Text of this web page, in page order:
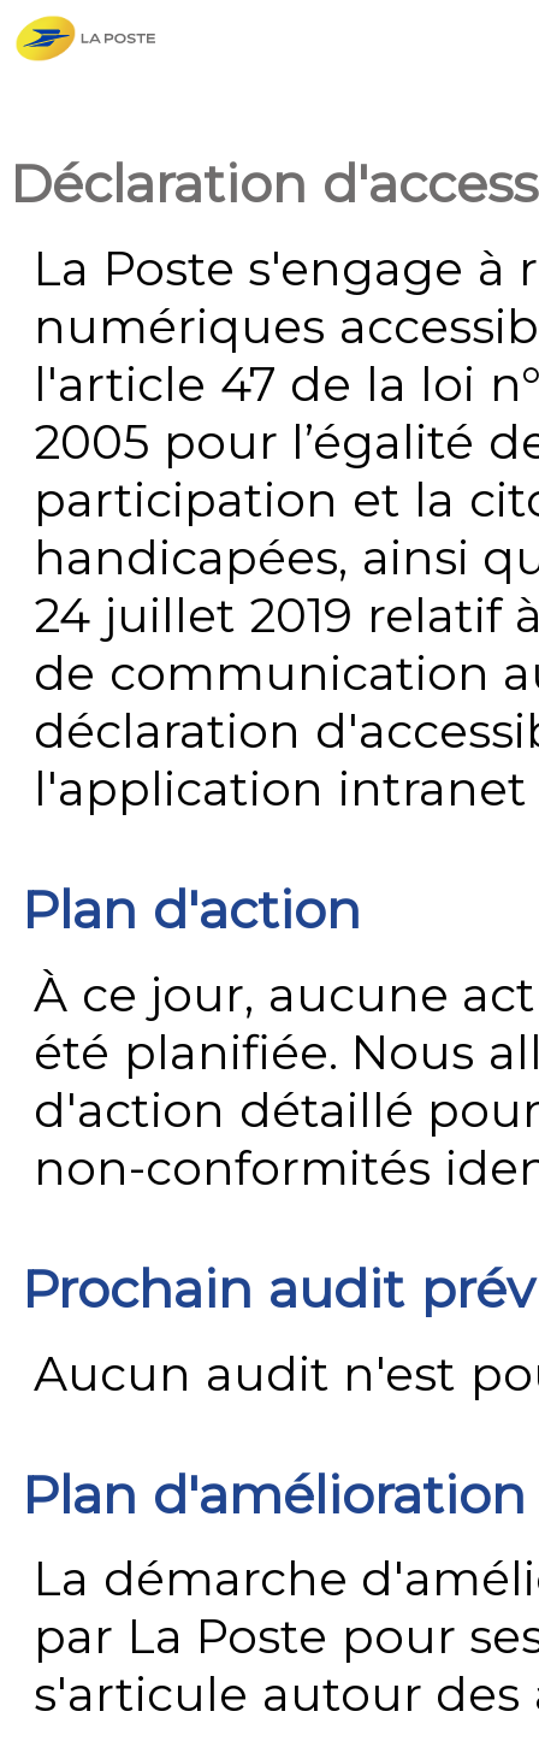
Déclaration
La Poste s'engage à
numériques
l'article 47 de la loi
2005 pour l’égalité
participation et la
handicapées, ainsi
24 juillet 2019 relatif
de communication
déclaration
l'application
Plan d'action
À ce jour, aucune
été planifiée. Nous
d'action détaillé
non-conformités
Prochain audit
Aucun audit n'est
Plan
La démarche
par La Poste pour
s'articule autour des